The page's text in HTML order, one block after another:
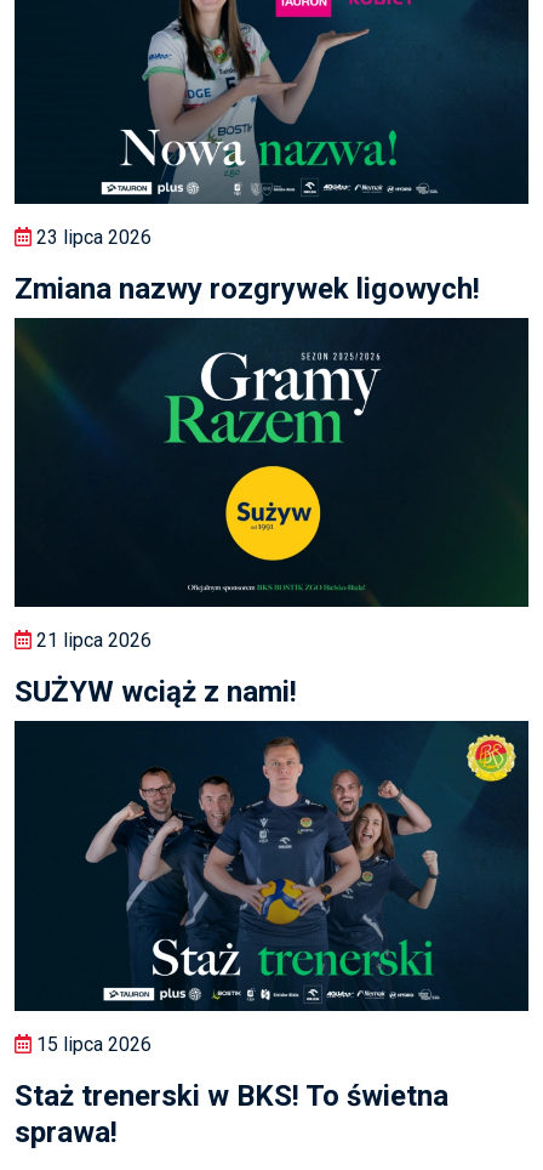
23 lipca 2026
Zmiana nazwy rozgrywek ligowych!
21 lipca 2026
SUŻYW wciąż z nami!
15 lipca 2026
Staż trenerski w BKS! To świetna
sprawa!